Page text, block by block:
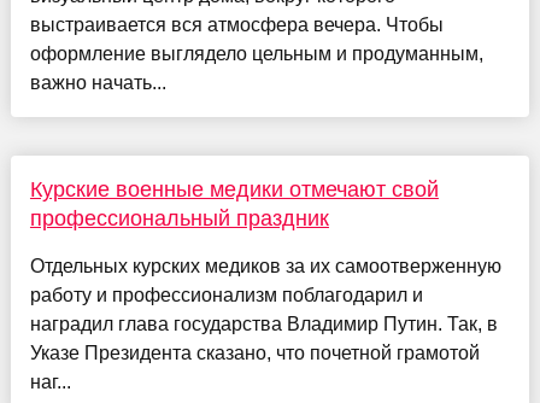
выстраивается вся атмосфера вечера. Чтобы
оформление выглядело цельным и продуманным,
важно начать...
Курские военные медики отмечают свой
профессиональный праздник
Отдельных курских медиков за их самоотверженную
работу и профессионализм поблагодарил и
наградил глава государства Владимир Путин. Так, в
Указе Президента сказано, что почетной грамотой
наг...